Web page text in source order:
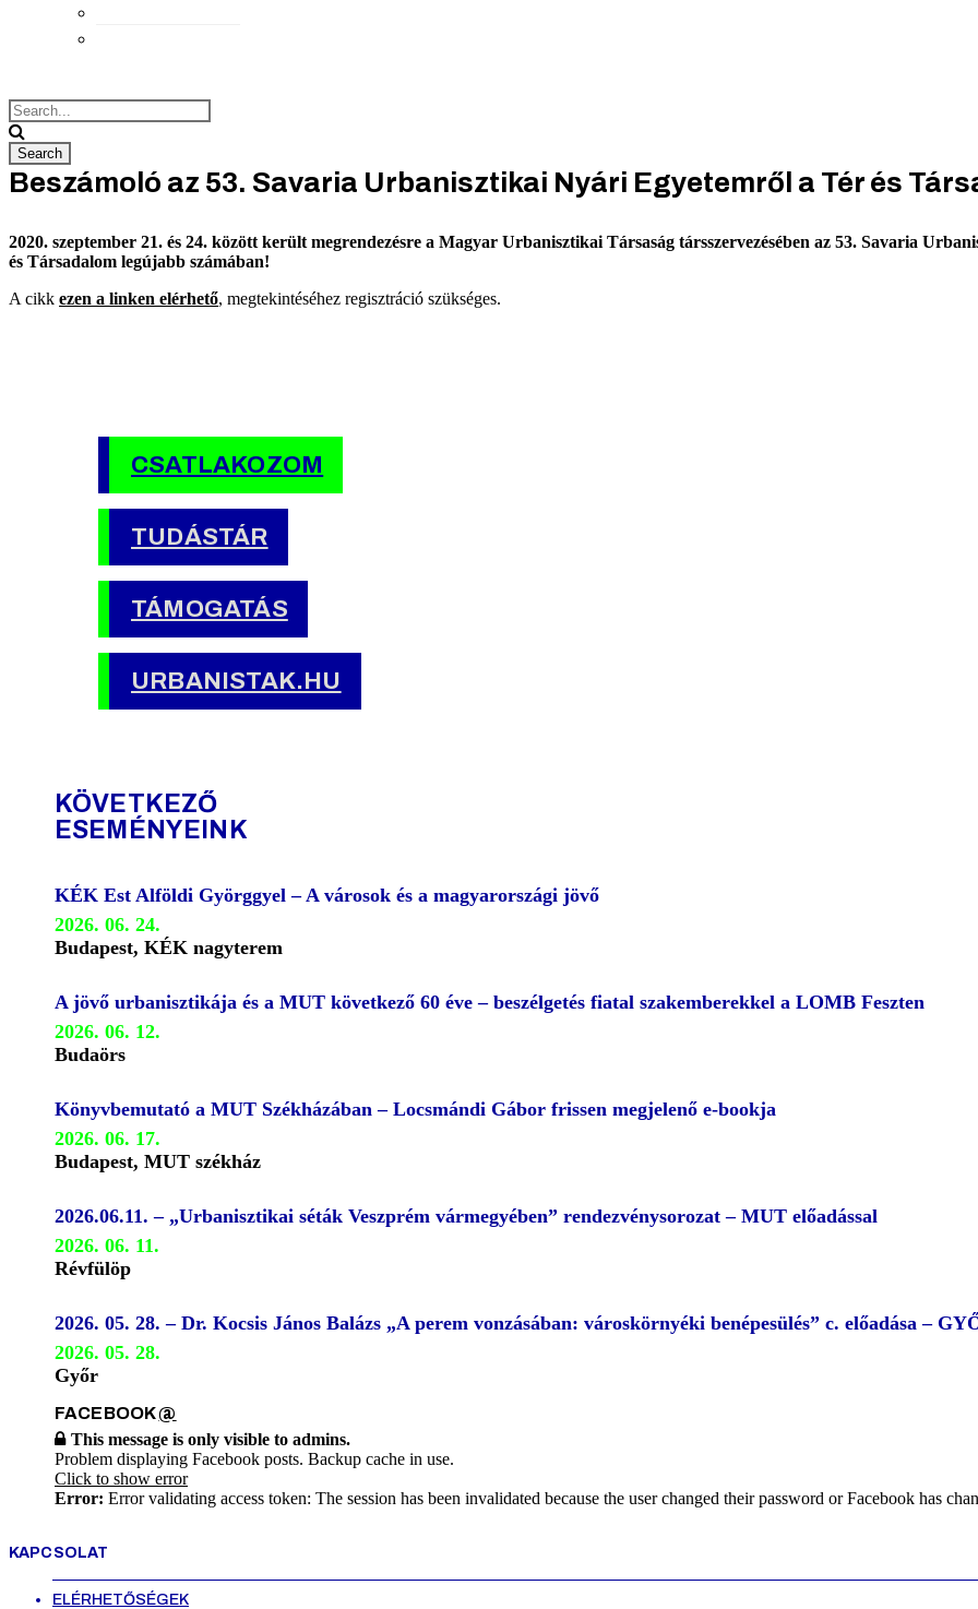
Beszámoló az 53. Savaria Urbanisztikai Nyári Egyetemről a Tér és
2020. szeptember 21. és 24. között került megrendezésre a Magyar Urbanisztikai Társaság társszervezésében az 53. Savaria
és Társadalom legújabb számában!
A cikk ezen a linken elérhető, megtekintéséhez regisztráció szükséges.
CSATLAKOZOM
TUDÁSTÁR
TÁMOGATÁS
URBANISTAK.HU
KÖVETKEZŐ
ESEMÉNYEINK
KÉK Est Alföldi Györggyel – A városok és a magyarországi jövő
2026. 06. 24.
Budapest, KÉK nagyterem
A jövő urbanisztikája és a MUT következő 60 éve – beszélgetés fiatal szakemberekkel a LOMB Feszten
2026. 06. 12.
Budaörs
Könyvbemutató a MUT Székházában – Locsmándi Gábor frissen megjelenő e-bookja
2026. 06. 17.
Budapest, MUT székház
2026.06.11. – „Urbanisztikai séták Veszprém vármegyében” rendezvénysorozat – MUT előadással
2026. 06. 11.
Révfülöp
2026. 05. 28. – Dr. Kocsis János Balázs „A perem vonzásában: városkörnyéki benépesülés” c. előadása –
2026. 05. 28.
Győr
FACEBOOK@
This message is only visible to admins.
Problem displaying Facebook posts. Backup cache in use.
Click to show error
Error: Error validating access token: The session has been invalidated because the user changed their password or Facebook has
KAPCSOLAT
ELÉRHETŐSÉGEK